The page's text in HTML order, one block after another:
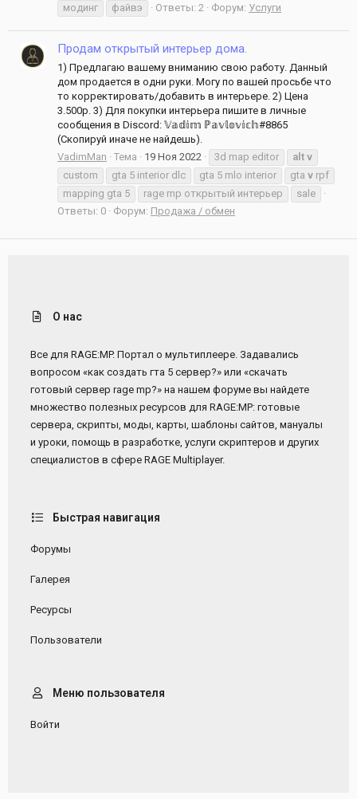
модинг
файвэ Ответы: 2 Форум: Услуги
Продам открытый интерьер дома.
1) Предлагаю вашему вниманию свою работу. Данный
дом продается в одни руки. Могу по вашей просьбе что
то корректировать/добавить в интерьере. 2) Цена
3.500р. 3) Для покупки интерьера пишите в личные
сообщения в Discord: 𝕍𝕒𝕕𝕚𝕞 ℙ𝕒𝕧𝕝𝕠𝕧𝕚𝕔𝕙#8865
(Скопируй иначе не найдешь).
VadimMan
Тема 19 Ноя 2022 3d map editor alt v
custom
gta 5 interior dlc gta 5 mlo interior gta v rpf
mapping gta 5
rage mp открытый интерьер
sale
Ответы: 0
Форум: Продажа / обмен
О нас
Все для RAGE:MP. Портал о мультиплеере. Задавались
вопросом «как создать гта 5 сервер?» или «скачать
готовый сервер rage mp?» на нашем форуме вы найдете
множество полезных ресурсов для RAGE:MP: готовые
сервера, скрипты, моды, карты, шаблоны сайтов, мануалы
и уроки, помощь в разработке, услуги скриптеров и других
специалистов в сфере RAGE Multiplayer.
Быстрая навигация
Форумы
Галерея
Ресурсы
Пользователи
Меню пользователя
Войти